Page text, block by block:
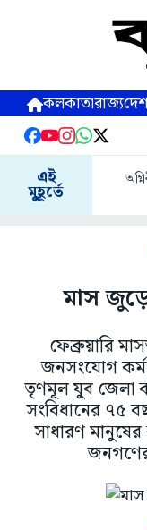
কলকাতারাজ্যদেশ
এই
মুহূর্তে
মাস
ফেব্রুয়ারি
জনসংযোগ
তৃণমূল যুব জেলা
সংবিধানের ৭৫
সাধারণ